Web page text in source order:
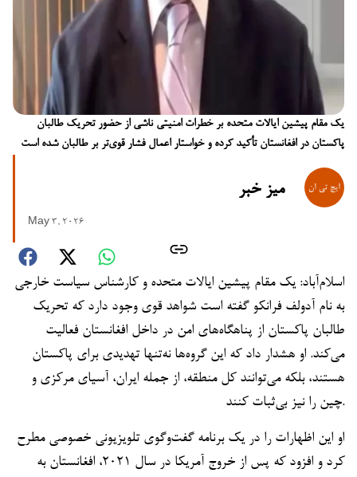
یک مقام پیشین ایالات متحده بر خطرات امنیتی ناشی از حضور تحریک طالبان
پاکستان در افغانستان تأکید کرده و خواستار اعمال فشار قوی‌تر بر طالبان شده است
میز خبر
May 3, 2026
اسلام‌آباد: یک مقام پیشین ایالات متحده و کارشناس سیاست خارجی
به نام آدولف فرانکو گفته است شواهد قوی وجود دارد که تحریک
طالبان پاکستان از پناهگاه‌های امن در داخل افغانستان فعالیت
می‌کند. او هشدار داد که این گروه‌ها نه‌تنها تهدیدی برای پاکستان
هستند، بلکه می‌توانند کل منطقه، از جمله ایران، آسیای مرکزی و
چین را نیز بی‌ثبات کنند.
او این اظهارات را در یک برنامه گفت‌وگوی تلویزیونی خصوصی مطرح
کرد و افزود که پس از خروج آمریکا در سال ۲۰۲۱، افغانستان به